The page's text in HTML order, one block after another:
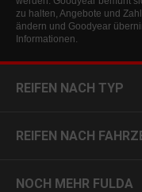
zu halten, Angebote und
ändern und Goodyear
Informationen.
REIFEN NACH TYP
REIFEN NACH
NOCH MEHR FULDA